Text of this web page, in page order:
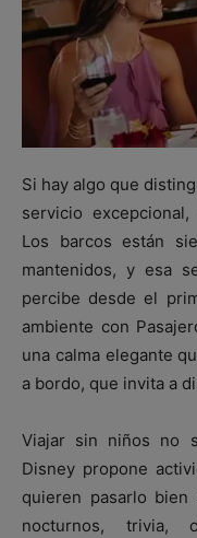
Si hay algo que
servicio
Los barcos están
mantenidos, y esa
percibe desde el
ambiente con
una calma elegante
a bordo, que invita a
Viajar sin niños no
Disney propone
quieren pasarlo
nocturnos, trivia,